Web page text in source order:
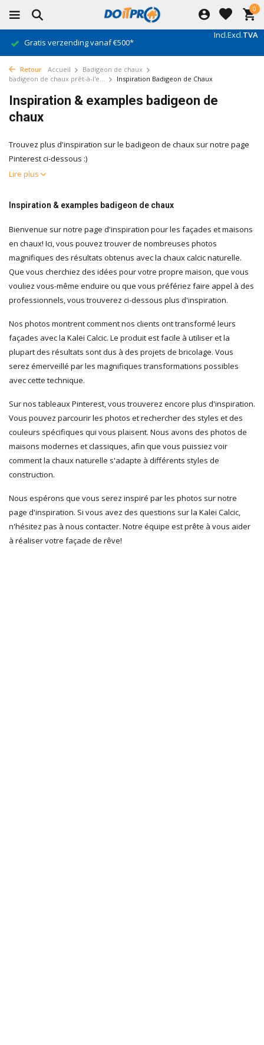
0
Incl.Excl.TVA
Gratis verzending vanaf €500*
Retour Accueil
Badigeon de chaux
badigeon de chaux prêt-à-l'e...
Inspiration Badigeon de Chaux
Inspiration & examples badigeon de
chaux
Trouvez plus d'inspiration sur le badigeon de chaux sur notre page
Pinterest ci-dessous :)
Lire plus
Inspiration & examples badigeon de chaux
Bienvenue sur notre page d'inspiration pour les façades et maisons
en chaux! Ici, vous pouvez trouver de nombreuses photos
magnifiques des résultats obtenus avec la chaux calcic naturelle.
Que vous cherchiez des idées pour votre propre maison, que vous
vouliez vous-même enduire ou que vous préfériez faire appel à des
professionnels, vous trouverez ci-dessous plus d'inspiration.
Nos photos montrent comment nos clients ont transformé leurs
façades avec la Kalei Calcic. Le produit est facile à utiliser et la
plupart des résultats sont dus à des projets de bricolage. Vous
serez émerveillé par les magnifiques transformations possibles
avec cette technique.
Sur nos tableaux Pinterest, vous trouverez encore plus d'inspiration.
Vous pouvez parcourir les photos et rechercher des styles et des
couleurs spécifiques qui vous plaisent. Nous avons des photos de
maisons modernes et classiques, afin que vous puissiez voir
comment la chaux naturelle s'adapte à différents styles de
construction.
Nous espérons que vous serez inspiré par les photos sur notre
page d'inspiration. Si vous avez des questions sur la Kalei Calcic,
n'hésitez pas à nous contacter. Notre équipe est prête à vous aider
à réaliser votre façade de rêve!